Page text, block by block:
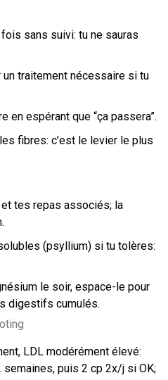
sans suivi: tu ne sauras
un traitement nécessaire si tu
en espérant que “ça passera”.
fibres: c’est le levier le plus
tes repas associés; la
(psyllium) si tu tolères:
le soir, espace-le pour
digestifs cumulés.
LDL modérément élevé:
semaines, puis 2 cp 2x/j si OK;